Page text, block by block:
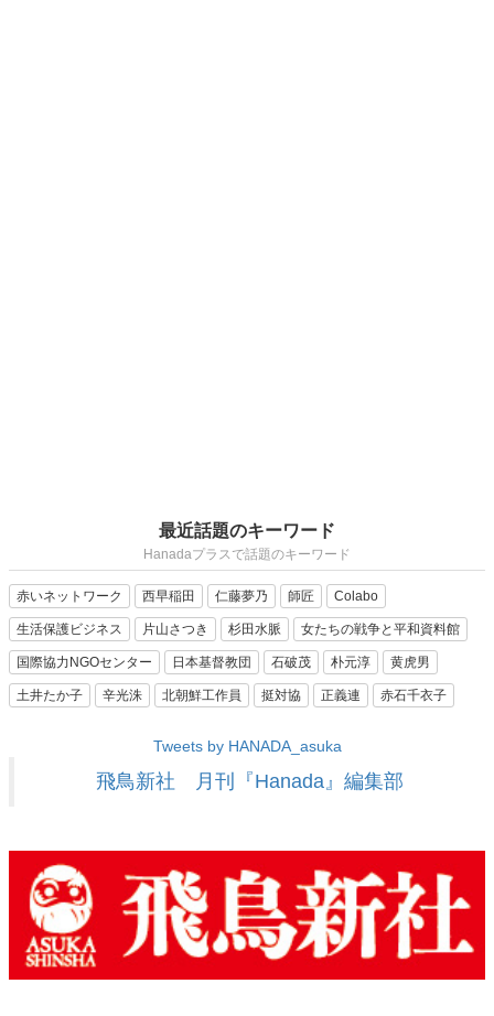
最近話題のキーワード
Hanadaプラスで話題のキーワード
赤いネットワーク 西早稲田 仁藤夢乃 師匠 Colabo
生活保護ビジネス 片山さつき 杉田水脈 女たちの戦争と平和資料館
国際協力NGOセンター 日本基督教団 石破茂 朴元淳 黄虎男
土井たか子 辛光洙 北朝鮮工作員 挺対協 正義連 赤石千衣子
Tweets by HANADA_asuka
飛鳥新社 月刊『Hanada』編集部